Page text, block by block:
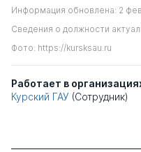
Информация обновлена: 2
Сведения о должности
Фото: https://kursksau.ru
Работает в
Курский ГАУ (Сотрудник)